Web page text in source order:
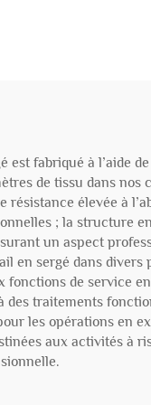
est fabriqué à l’aide
de tissu dans
résistance élevée à
; la structure
un aspect
en sergé dans
fonctions de service
des traitements
les opérations en
aux activités à